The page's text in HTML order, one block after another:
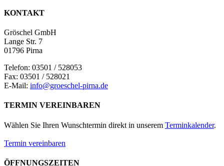
KONTAKT
Gröschel GmbH
Lange Str. 7
01796 Pirna
Telefon: 03501 / 528053
Fax: 03501 / 528021
E-Mail: info@groeschel-pirna.de
TERMIN VEREINBAREN
Wählen Sie Ihren Wunschtermin direkt in unserem Terminkalender.
Termin vereinbaren
ÖFFNUNGSZEITEN